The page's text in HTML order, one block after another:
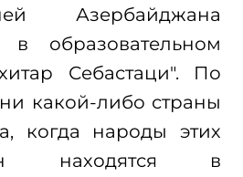
Азербайджана
в образовательном
Себастаци". По
какой-либо страны
когда народы этих
находятся в